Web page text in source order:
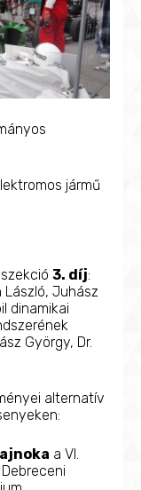
jármű
3. díj:
László, Juhász
dinamikai
György, Dr.
alternatív
a VI.